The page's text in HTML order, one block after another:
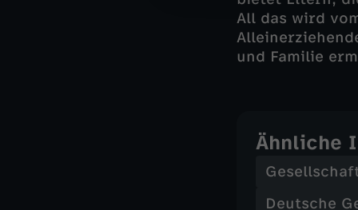
All das wird
und Familie
Ähnliche
Deutsche